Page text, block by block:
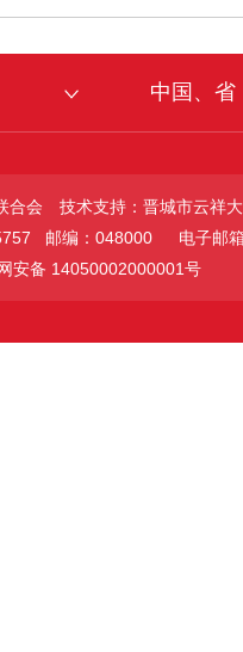
中国、省
合会
技术支持：晋城市云祥
邮编：048000
电子邮
安备 14050002000001号